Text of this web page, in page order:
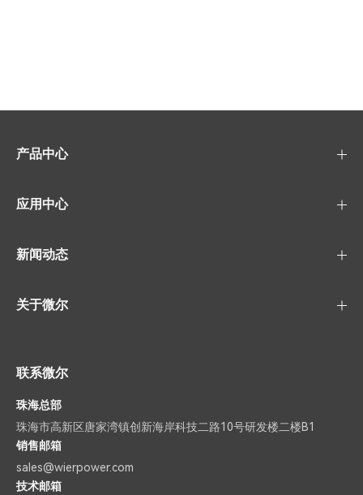
产品中心
应用中心
新闻动态
关于微尔
联系微尔
珠海总部
珠海市高新区唐家湾镇创新海岸科技二路10号研发楼二楼B1
销售邮箱
sales@wierpower.com
技术邮箱